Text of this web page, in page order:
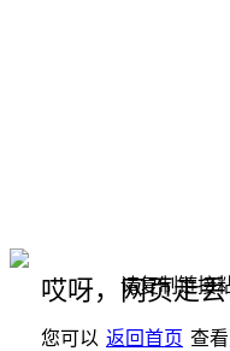
哎呀，网页走
您可以 返回首页 查
请复制链接